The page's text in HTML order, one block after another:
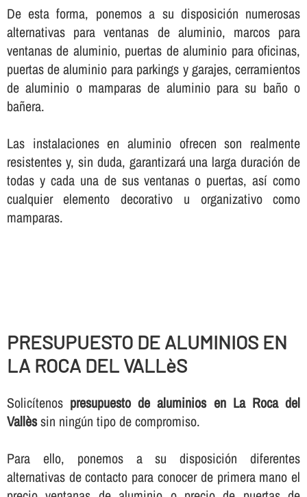
De esta forma, ponemos a su disposición numerosas
alternativas para ventanas de aluminio, marcos para
ventanas de aluminio, puertas de aluminio para oficinas,
puertas de aluminio para parkings y garajes, cerramientos
de aluminio o mamparas de aluminio para su baño o
bañera.
Las instalaciones en aluminio ofrecen son realmente
resistentes y, sin duda, garantizará una larga duración de
todas y cada una de sus ventanas o puertas, así­ como
cualquier elemento decorativo u organizativo como
mamparas.
PRESUPUESTO DE ALUMINIOS EN
LA ROCA DEL VALLèS
Solicí­tenos presupuesto de aluminios en La Roca del
Vallèssin ningún tipo de compromiso.
Para ello, ponemos a su disposición diferentes
alternativas de contacto para conocer de primera mano el